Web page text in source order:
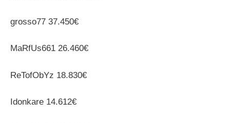
grosso77 37.450€
MaRfUs661 26.460€
ReTofObYz 18.830€
Idonkare 14.612€